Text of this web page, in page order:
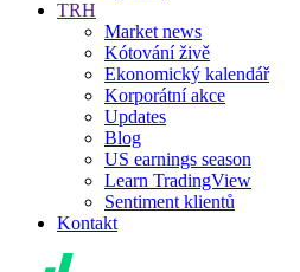
TRH
Market news
Kótování živě
Ekonomický kalendář
Korporátní akce
Updates
Blog
US earnings season
Learn TradingView
Sentiment klientů
Kontakt